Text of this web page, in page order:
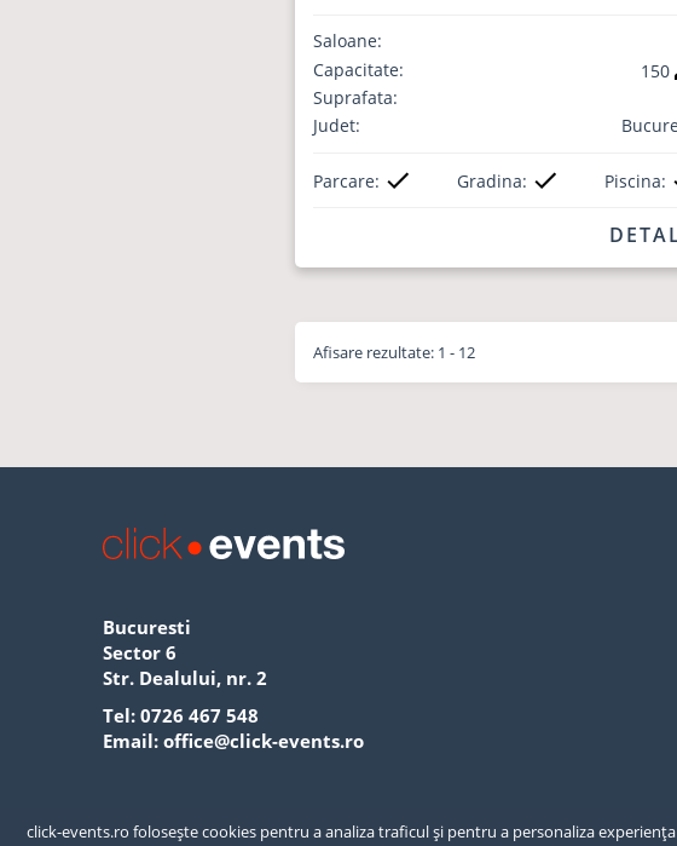
click-events.ro folosește cookies pentru a analiza traficul și pentru a personaliza
Saloane:
Capacitate:
150
Suprafata:
Judet:
Parcare: Gradina: Piscina:
Afisare rezultate: 1 - 12
Bucuresti
Sector 6
Str. Dealului, nr. 2
Tel: 0726 467 548
Email: office@click-events.ro